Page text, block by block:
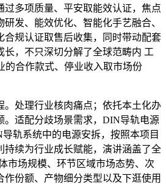
过多项质量、平安取能效认证，焦点
发、能效优化、智能化手艺融合、
合规认证取售后收集，同时带动配套
长，不只深切分解了全球范畴内 工
的合作款式、停业收入取市场份
处理行业核肉痛点；依托本土化办
。适配分歧场景需求，DIN导轨电源
轨系统中的电源安拆，按照本项目
持续为行业成长赋能，演讲涵盖了全
市场规模、环节区域市场态势、次
作份额、产物细分类型以及下逛使用